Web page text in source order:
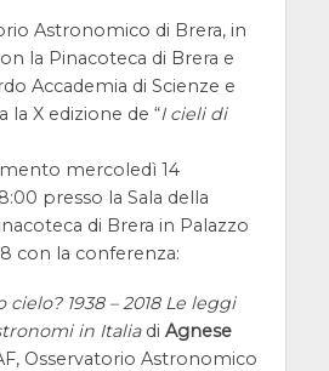
Astronomico di Brera, in
la Pinacoteca di Brera e
Accademia di Scienze e
la X edizione de “I cieli di
mercoledì 14
presso la Sala della
di Brera in Palazzo
con la conferenza:
cielo? 1938 – 2018 Le leggi
in Italiadi Agnese
Osservatorio Astronomico